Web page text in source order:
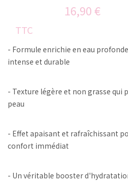
16,90 €
TTC
- Formule enrichie en eau
intense et durable
- Texture légère et non grasse qui
peau
- Effet apaisant et rafraîchissant
confort immédiat
- Un véritable booster